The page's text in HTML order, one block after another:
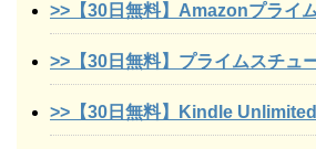
>>【30日無料】Amazonプライ
>>【30日無料】プライムスチュ
>>【30日無料】Kindle Unlimited